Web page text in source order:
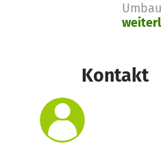
Kontakt